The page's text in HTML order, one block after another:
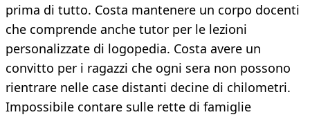
prima di tutto. Costa mantenere un corpo docenti
che comprende anche tutor per le lezioni
personalizzate di logopedia. Costa avere un
convitto per i ragazzi che ogni sera non possono
rientrare nelle case distanti decine di chilometri.
Impossibile contare sulle rette di famiglie